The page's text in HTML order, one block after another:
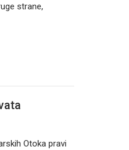
strane,
Otoka pravi